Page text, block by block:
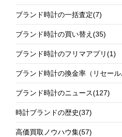
ブランド時計の一括査定(7)
ブランド時計の買い替え(35)
ブランド時計のフリマアプリ(1)
ブランド時計の換金率（リセー
ブランド時計のニュース(127)
時計ブランドの歴史(37)
高価買取ノウハウ集(57)